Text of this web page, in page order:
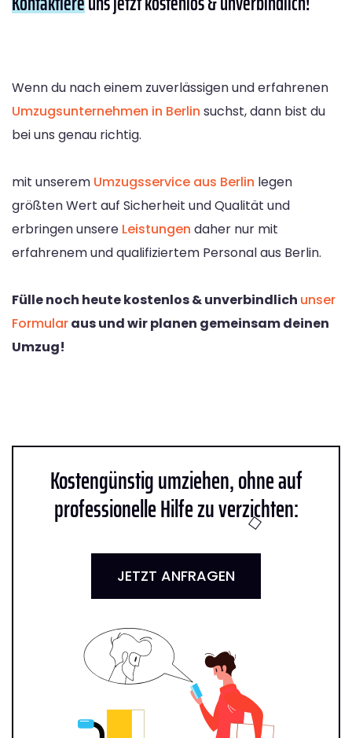
Wenn du nach einem zuverlässigen und erfahrenen
Umzugsunternehmen in Berlin suchst, dann bist du
bei uns genau richtig.
mit unserem Umzugsservice aus Berlin legen
größten Wert auf Sicherheit und Qualität und
erbringen unsere Leistungen daher nur mit
erfahrenem und qualifiziertem Personal aus Berlin.
Fülle noch heute kostenlos & unverbindlich unser
Formularaus und wir planen gemeinsam deinen
Umzug!
Kostengünstig umziehen, ohne auf
professionelle Hilfe zu verzichten:
JETZT ANFRAGEN